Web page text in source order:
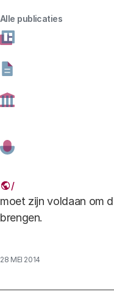
Alle publicaties
rode achtergrond.jpg
stakeholders hebben
hun ogen
moet zijn voldaan om
brengen.
28 MEI 2014
Auteurs